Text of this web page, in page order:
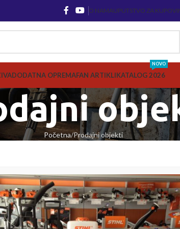
O NAMAUPUTSTVO ZA
DODATNA OPREMAFAN ARTIKLIKATALOG 2026
NOVO
Početna Prodajni objekti